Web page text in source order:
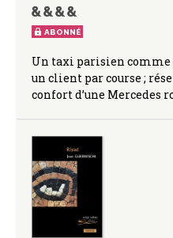
ABONNÉ
Un taxi parisien comme
un client par course ;
confort d’une Mercedes